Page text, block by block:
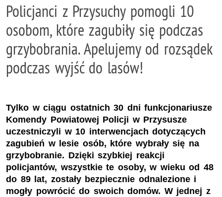
Policjanci z Przysuchy pomogli 10
osobom, które zagubiły się podczas
grzybobrania. Apelujemy od rozsądek
podczas wyjść do lasów!
Tylko w ciągu ostatnich 30 dni funkcjonariusze
Komendy Powiatowej Policji w Przysusze
uczestniczyli w 10 interwencjach dotyczących
zagubień w lesie osób, które wybrały się na
grzybobranie. Dzięki szybkiej reakcji
policjantów, wszystkie te osoby, w wieku od 48
do 89 lat, zostały bezpiecznie odnalezione i
mogły powrócić do swoich domów. W jednej z